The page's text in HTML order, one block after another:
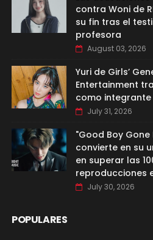
contra Woni de
su fin tras el
profesora
August 03, 2026
Yuri de Girls’
Entertainment
como
July 31, 2026
"Good Boy Gone
convierte en su
en superar las
reproducciones
July 30, 2026
POPULARES